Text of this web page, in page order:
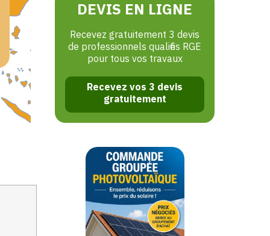
DEVIS EN LIGNE
Recevez gratuitement 3 devis
de professionnels qualifiés RGE
pour tous vos travaux
Recevez vos 3 devis
gratuitement